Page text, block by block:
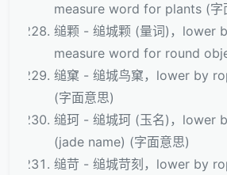
measure word for plants (字
缒颗 - 缒城颗 (量词)，lower
measure word for round
缒窠 - 缒城鸟窠，lower by
(字面意思)
缒珂 - 缒城珂 (玉名)，lower
(jade name) (字面意思)
缒苛 - 缒城苛刻，lower by